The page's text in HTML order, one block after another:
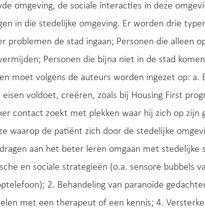
omgeving, de sociale interacties in deze
in die stedelijke omgeving. Er worden drie
problemen de stad ingaan; Personen die alleen
Personen die bijna niet in de stad
moet volgens de auteurs worden ingezet op: a.
eisen voldoet, creëren, zoals bij Housing First
contact zoekt met plekken waar hij zich op zijn
waarop de patiënt zich door de stedelijke
aan het beter leren omgaan met stedelijke
en sociale strategieën (o.a. sensore bubbels
2. Behandeling van paranoïde
met een therapeut of een kennis; 4.